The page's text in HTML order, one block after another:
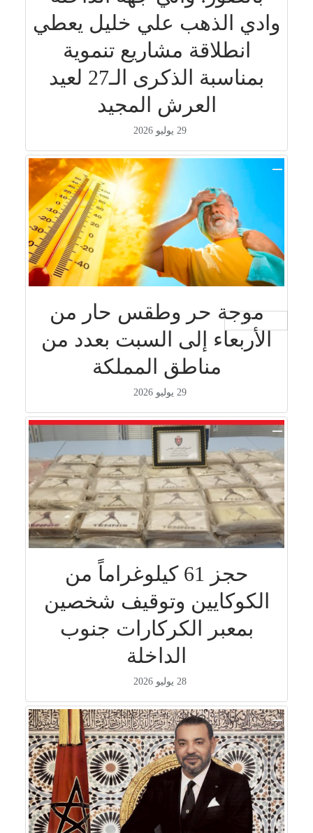
وادي الذهب علي خليل يعطي
انطلاقة مشاريع تنموية
بمناسبة الذكرى الـ27 لعيد
العرش المجيد
29 يوليو 2026
موجة حر وطقس حار من
الأربعاء إلى السبت بعدد من
مناطق المملكة
29 يوليو 2026
حجز 61 كيلوغراماً من
الكوكايين وتوقيف شخصين
بمعبر الكركارات جنوب
الداخلة
28 يوليو 2026
جار التحميل ...